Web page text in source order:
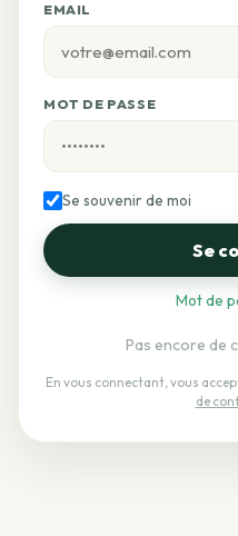
EMAIL
MOT DE PASSE
Se souvenir de moi
Se
Mot de
Pas encore de
En vous connectant, vous
de